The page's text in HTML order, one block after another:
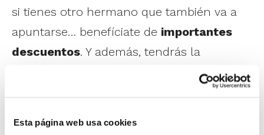
Esta página web usa cookies
si tienes otro hermano que también va a
apuntarse… benefíciate de importantes
descuentos. Y además, tendrás la
, abonando el importe total en